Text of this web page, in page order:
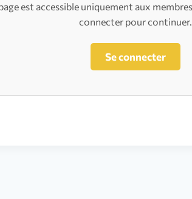
est accessible uniquement aux
connecter pour continuer.
Se connecter